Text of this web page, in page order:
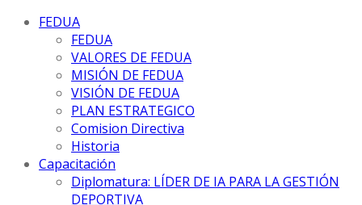
FEDUA
FEDUA
VALORES DE FEDUA
MISIÓN DE FEDUA
VISIÓN DE FEDUA
PLAN ESTRATEGICO
Comision Directiva
Historia
Capacitación
Diplomatura: LÍDER DE IA PARA LA GESTIÓN
DEPORTIVA